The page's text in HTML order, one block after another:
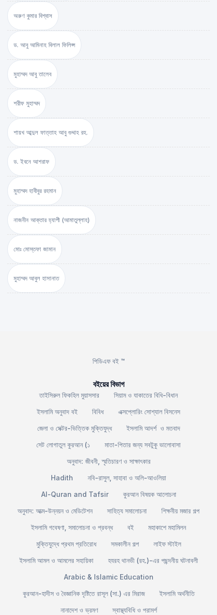
অরুণ কুমার বিশ্বাস
ড. আবু আমিনাহ বিলাল ফিলিপ্স
মুহাম্মদ আবু তালেব
শরীফ মুহাম্মদ
শায়খ আব্দুল ফাত্তাহ আবু গুদ্দাহ রহ.
ড. ইবনে আশরাফ
মুহাম্মদ হাবীবুর রহমান
নাজনীন আক্তার হ্যাপী (আমাতুল্লাহ)
মোঃ মোস্তফা জামান
মুহাম্মদ আবুল হাসানাত
পিডিএফ বই ™
বইয়ের বিভাগ
তাইসিরুল ফিকহিল মুয়াসসার
সিয়াম ও যাকাতের বিধি-বিধান
ইসলামি অনুবাদ বই
বিবিধ
এক্সপ্লোরিং সোশ্যাল বিসনেস
জেলা ও সেক্টর-ভিত্তিক মুক্তিযুদ্ধ
ইসলামি আদর্শ ও মতবাদ
সেট লোগাতুল কুরআন (১
মাতা-পিতার জন্য সবটুকু ভালোবাসা
অনুবাদ: জীবনী, স্মৃতিচারণ ও সাক্ষাৎকার
Hadith
নবি-রাসুল, সাহাবা ও অলি-আওলিয়া
Al-Quran and Tafsir
কুরআন বিষয়ক আলোচনা
অনুবাদ: আত্ম-উন্নয়ন ও মেডিটেশন
সাহিত্য সমালোচনা
শিক্ষনীয় মজার গল্প
ইসলামি গবেষণা, সমালোচনা ও প্রবন্ধ
বই
মহাকাশে মহামিলন
মুক্তিযুদ্ধে প্রথম প্রতিরোধ
সমকালীন গল্প
লাইফ স্টাইল
ইসলামি আমল ও আমলের সহায়িকা
হযরহ থানভী (রহ.)-এর পছন্দনীয় ঘটনাবলী
Arabic & Islamic Education
কুরআন-হাদীস ও বৈজ্ঞানিক দৃষ্টিতে রাসূল (সা.) এর মিরাজ
ইসলামি অর্থনীতি
নানাদেশ ও ভ্রমণ
স্বাস্থ্যবিধি ও পরামর্শ